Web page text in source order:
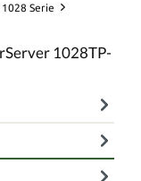
1028 Serie
1028TP-